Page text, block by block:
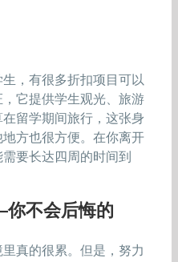
，有很多折扣项目可以
它提供学生观光、旅游
留学期间旅行，这张身
方也很方便。在你离开
要长达四周的时间到
不会后悔的
真的很累。但是，努力